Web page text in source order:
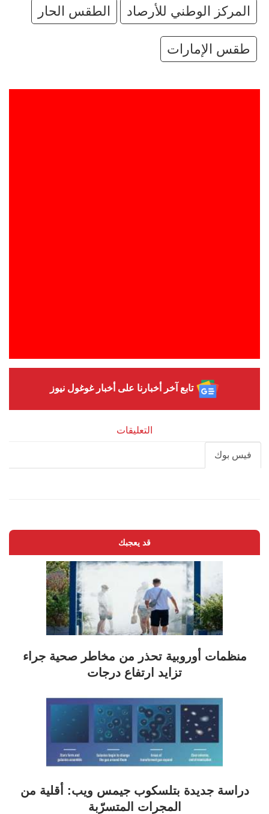
المركز الوطني للأرصاد الطقس الحار
طقس الإمارات
تابع آخر أخبارنا على أخبار غوغول نيوز
التعليقات
فيس بوك
قد يعجبك
منظمات أوروبية تحذر من مخاطر صحية جراء
تزايد ارتفاع درجات
دراسة جديدة بتلسكوب جيمس ويب: أقلية من
المجرات المتسرّبة